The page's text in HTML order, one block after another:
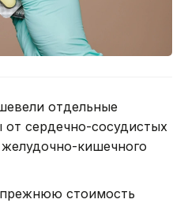
отдельные
сердечно-сосудистых
кишечного
стоимость